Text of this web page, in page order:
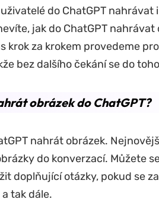
do ChatGPT nahrávat
jak do ChatGPT nahrávat
krok za krokem provedeme
bez dalšího čekání se do
obrázek do ChatGPT?
nahrát obrázek.
do konverzací. Můžete
doplňující otázky, pokud se
tak dále.